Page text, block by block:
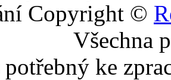
Copyright ©
Všechna
potřebný ke